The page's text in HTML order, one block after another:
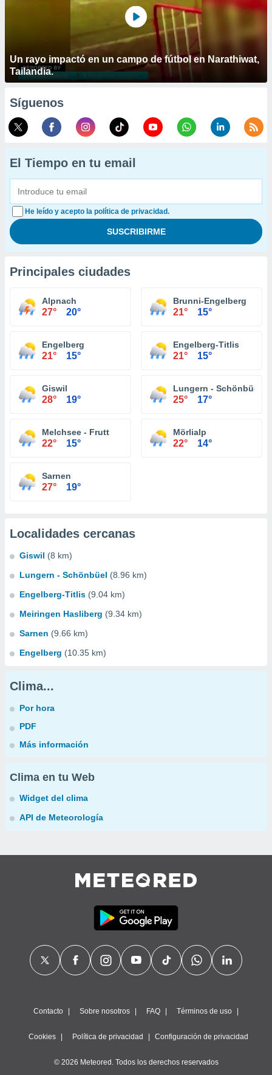
Un rayo impactó en un campo de fútbol en Narathiwat,
Tailandia.
Síguenos
El Tiempo en tu email
He leído y acepto la política de privacidad.
Principales ciudades
Alpnach
27° 20°
Brunni-Engelberg
21° 15°
Engelberg
21° 15°
Engelberg-Titlis
21° 15°
Giswil
28° 19°
Lungern - Schönbüel
25° 17°
Melchsee - Frutt
22° 15°
Mörlialp
22° 14°
Sarnen
27° 19°
Localidades cercanas
Giswil (8 km)
Lungern - Schönbüel (8.96 km)
Engelberg-Titlis (9.04 km)
Meiringen Hasliberg (9.34 km)
Sarnen (9.66 km)
Engelberg (10.35 km)
Clima...
Por hora
PDF
Más información
Clima en tu Web
Widget del clima
API de Meteorología
Contacto Sobre nosotros FAQ Términos de uso
Cookies Política de privacidad Configuración de privacidad
© 2026 Meteored. Todos los derechos reservados